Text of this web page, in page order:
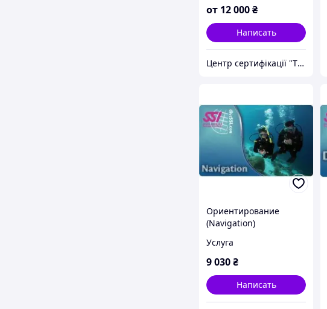
підтвердження високих
от 12 000₴
Написать
Центр сертифікації "ТОВ Супровід" (Група компаній)
Ориентирование
(Navigation)
Услуга
9 030₴
Написать